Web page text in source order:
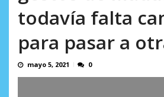
todavía falta
para pasar a
mayo 5, 2021 0